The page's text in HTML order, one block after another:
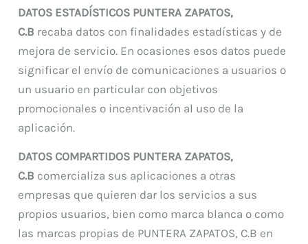
DATOS ESTADÍSTICOS PUNTERA ZAPATOS,
C.B recaba datos con finalidades estadísticas y de
mejora de servicio. En ocasiones esos datos puede
significar el envío de comunicaciones a usuarios o
un usuario en particular con objetivos
promocionales o incentivación al uso de la
aplicación.
DATOS COMPARTIDOS PUNTERA ZAPATOS,
C.B comercializa sus aplicaciones a otras
empresas que quieren dar los servicios a sus
propios usuarios, bien como marca blanca o como
las marcas propias de PUNTERA ZAPATOS, C.B en